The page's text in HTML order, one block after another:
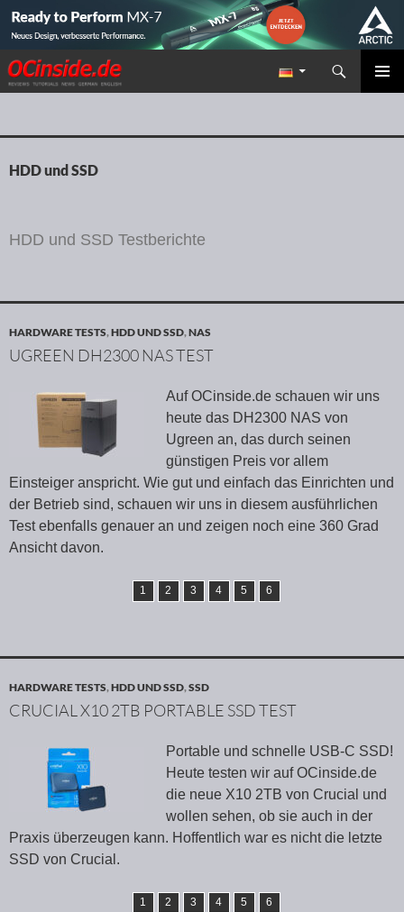
Redaktion ocinside.de PC Hardware Portal
Suchen
ZUM INHALT SPRINGEN
HDD und SSD
HDD und SSD Testberichte
HARDWARE TESTS,HDD UND SSD,NAS
UGREEN DH2300 NAS TEST
Auf OCinside.de schauen wir uns
heute das DH2300 NAS von
Ugreen an, das durch seinen
günstigen Preis vor allem
Einsteiger anspricht. Wie gut und einfach das Einrichten und
der Betrieb sind, schauen wir uns in diesem ausführlichen
Test ebenfalls genauer an und zeigen noch eine 360 Grad
Ansicht davon.
1 2 3 4 5 6
HARDWARE TESTS,HDD UND SSD,SSD
CRUCIAL X10 2TB PORTABLE SSD TEST
Portable und schnelle USB-C SSD!
Heute testen wir auf OCinside.de
die neue X10 2TB von Crucial und
wollen sehen, ob sie auch in der
Praxis überzeugen kann. Hoffentlich war es nicht die letzte
SSD von Crucial.
1 2 3 4 5 6